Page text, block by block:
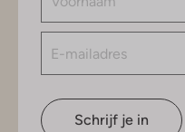
Schrijf je in